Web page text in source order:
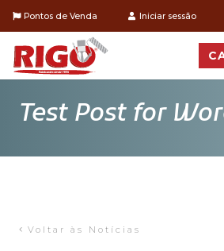
Pontos de Venda Iniciar sessão
Test Post for
Voltar às Notícias